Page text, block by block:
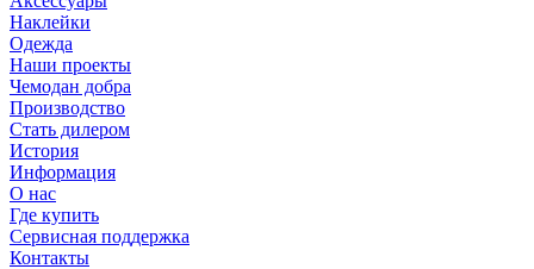
Наклейки
Одежда
Наши проекты
Чемодан добра
Производство
Стать дилером
История
Информация
О нас
Где купить
Сервисная поддержка
Контакты